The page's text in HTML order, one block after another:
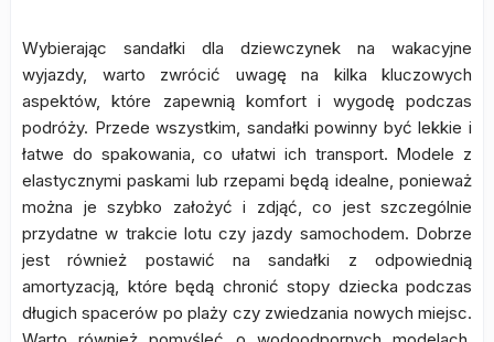
Wybierając sandałki dla dziewczynek na wakacyjne
wyjazdy, warto zwrócić uwagę na kilka kluczowych
aspektów, które zapewnią komfort i wygodę podczas
podróży. Przede wszystkim, sandałki powinny być lekkie i
łatwe do spakowania, co ułatwi ich transport. Modele z
elastycznymi paskami lub rzepami będą idealne, ponieważ
można je szybko założyć i zdjąć, co jest szczególnie
przydatne w trakcie lotu czy jazdy samochodem. Dobrze
jest również postawić na sandałki z odpowiednią
amortyzacją, które będą chronić stopy dziecka podczas
długich spacerów po plaży czy zwiedzania nowych miejsc.